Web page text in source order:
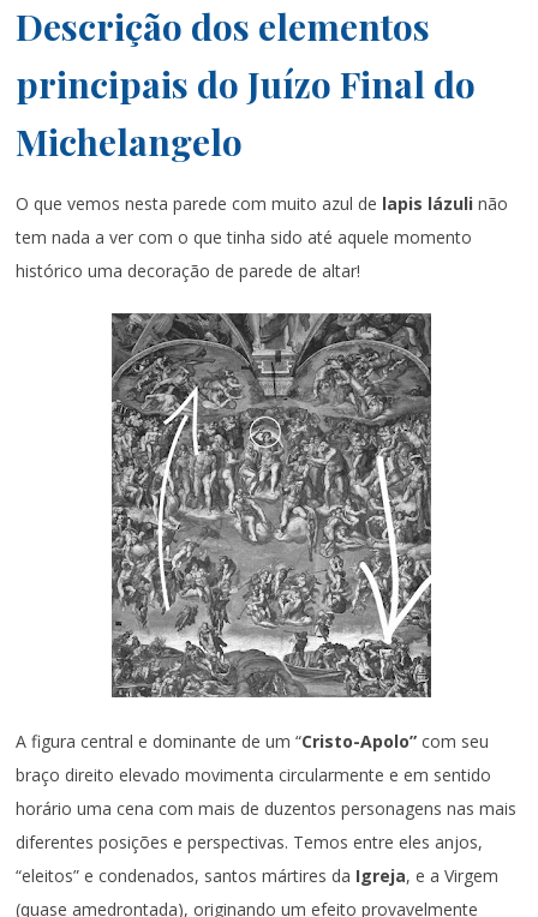
Descrição dos elementos
principais do Juízo Final do
Michelangelo
O que vemos nesta parede com muito azul de lapis lázuli não
tem nada a ver com o que tinha sido até aquele momento
histórico uma decoração de parede de altar!
A figura central e dominante de um “Cristo-Apolo”com seu
braço direito elevado movimenta circularmente e em sentido
horário uma cena com mais de duzentos personagens nas mais
diferentes posições e perspectivas. Temos entre eles anjos,
“eleitos” e condenados, santos mártires da Igreja, e a Virgem
(quase amedrontada), originando um efeito provavelmente